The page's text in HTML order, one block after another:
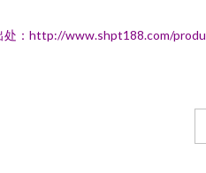
处：http://www.shpt188.com/